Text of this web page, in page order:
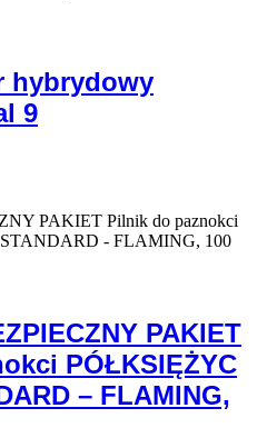
hybrydowy
9
PAKIET
PÓŁKSIĘŻYC
– FLAMING,